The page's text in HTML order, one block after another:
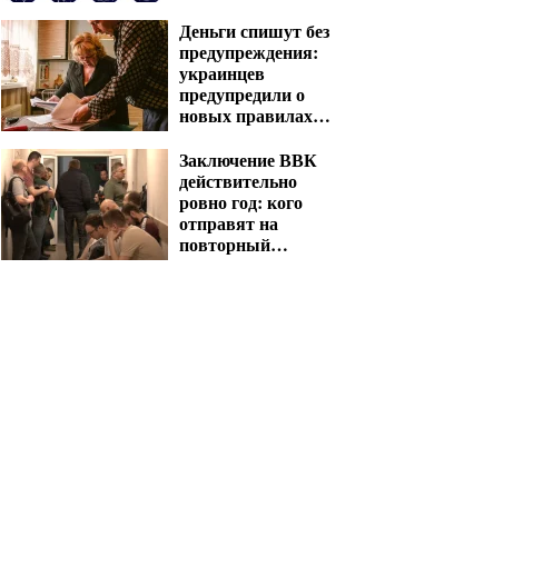
Деньги спишут без
предупреждения:
украинцев
предупредили о
новых правилах
Заключение ВВК
действительно
ровно год: кого
отправят на
повторный